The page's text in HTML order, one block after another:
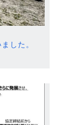
した。